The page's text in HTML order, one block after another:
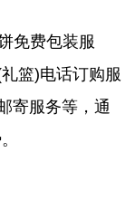
免费包装服
篮)电话订购服
寄服务等，通